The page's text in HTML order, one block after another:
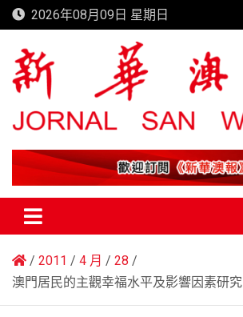
Skip
to
content
2026年08月09日 星期日
新華澳報
2011 4 月
28
澳門居民的主觀幸福水平及影響因素研究